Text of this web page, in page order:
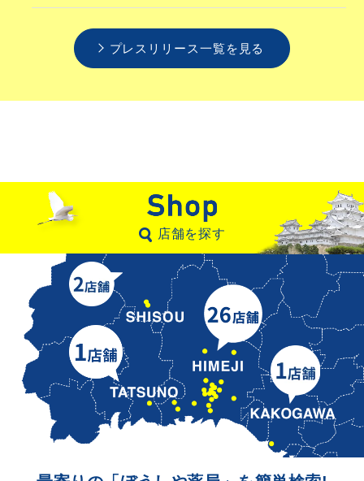
プレスリリース一覧を見る
店舗を探す